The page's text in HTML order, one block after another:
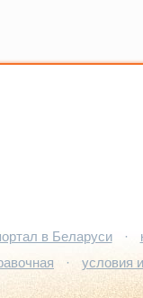
в Беларуси ·
· условия